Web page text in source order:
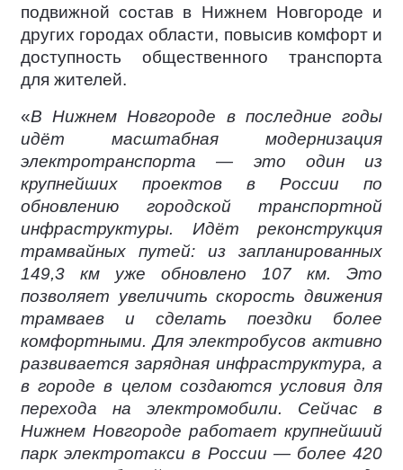
подвижной состав в Нижнем Новгороде и
других городах области, повысив комфорт и
доступность общественного транспорта
для жителей.
«В Нижнем Новгороде в последние годы
идёт масштабная модернизация
электротранспорта — это один из
крупнейших проектов в России по
обновлению городской транспортной
инфраструктуры. Идёт реконструкция
трамвайных путей: из запланированных
149,3 км уже обновлено 107 км. Это
позволяет увеличить скорость движения
трамваев и сделать поездки более
комфортными. Для электробусов активно
развивается зарядная инфраструктура, а
в городе в целом создаются условия для
перехода на электромобили. Сейчас в
Нижнем Новгороде работает крупнейший
парк электротакси в России — более 420